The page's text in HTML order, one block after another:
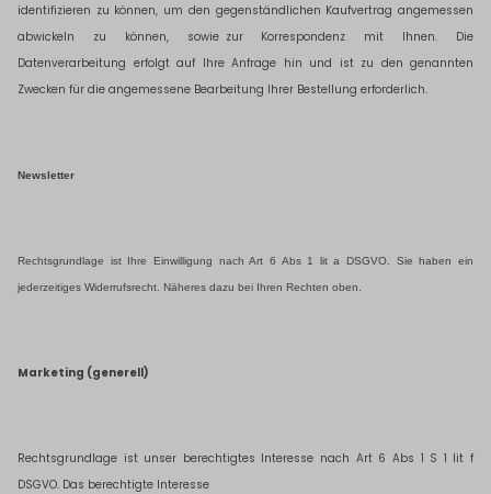
identifizieren zu können, um den gegenständlichen Kaufvertrag angemessen
abwickeln zu können, sowie zur Korrespondenz mit Ihnen. Die
Datenverarbeitung erfolgt auf Ihre Anfrage hin und ist zu den genannten
Zwecken für die angemessene Bearbeitung Ihrer Bestellung erforderlich.
Newsletter
Rechtsgrundlage ist Ihre Einwilligung nach Art 6 Abs1 lita DSGVO. Sie haben ein
jederzeitiges Widerrufsrecht. Näheres dazu bei Ihren Rechten oben.
Marketing (generell)
Rechtsgrundlage ist unser berechtigtes Interesse nach Art 6 Abs 1 S 1 lit f
DSGVO. Das berechtigte Interesse